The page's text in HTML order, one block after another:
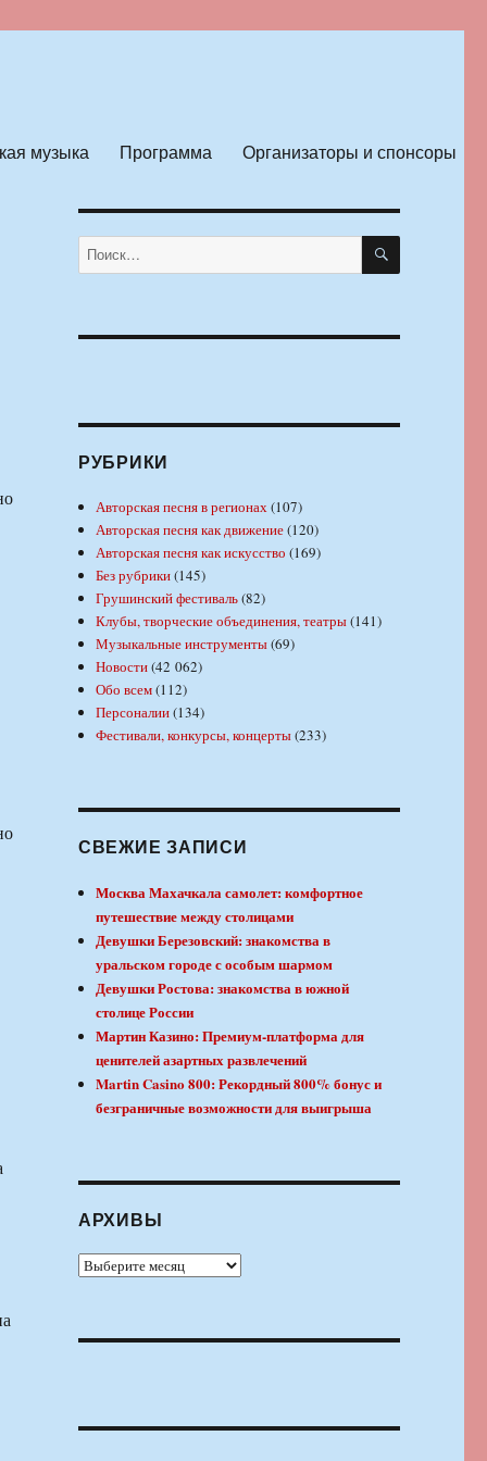
музыка Программа Организаторы и спонсоры
Искать: ПОИСК
РУБРИКИ
Авторская песня в регионах(107)
Авторская песня как движение(120)
Авторская песня как искусство (169)
Без рубрики(145)
Грушинский фестиваль(82)
Клубы, творческие объединения, театры(141)
Музыкальные инструменты(69)
Новости(42 062)
Обо всем(112)
Персоналии(134)
Фестивали, конкурсы, концерты(233)
СВЕЖИЕ ЗАПИСИ
Москва Махачкала самолет: комфортное
путешествие между столицами
Девушки Березовский: знакомства в
уральском городе с особым шармом
Девушки Ростова: знакомства в южной
столице России
Мартин Казино: Премиум-платформа для
ценителей азартных развлечений
Martin Casino 800: Рекордный 800% бонус и
безграничные возможности для выигрыша
АРХИВЫ
Архивы